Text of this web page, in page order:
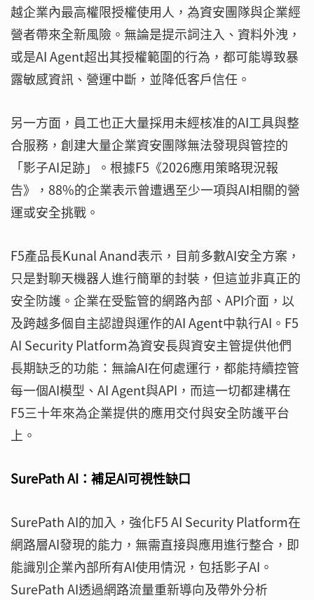
越企業內最高權限授權使用人，為資安團隊與企業經
營者帶來全新風險。無論是提示詞注入、資料外洩，
或是AI Agent超出其授權範圍的行為，都可能導致暴
露敏感資訊、營運中斷，並降低客戶信任。
另一方面，員工也正大量採用未經核准的AI工具與整
合服務，創建大量企業資安團隊無法發現與管控的
「影子AI足跡」。根據F5《2026應用策略現況報
告》，88%的企業表示曾遭遇至少一項與AI相關的營
運或安全挑戰。
F5產品長Kunal Anand表示，目前多數AI安全方案，
只是對聊天機器人進行簡單的封裝，但這並非真正的
安全防護。企業在受監管的網路內部、API介面，以
及跨越多個自主認證與運作的AI Agent中執行AI。F5
AI Security Platform為資安長與資安主管提供他們
長期缺乏的功能：無論AI在何處運行，都能持續控管
每一個AI模型、AI Agent與API，而這一切都建構在
F5三十年來為企業提供的應用交付與安全防護平台
上。
SurePath AI：補足AI可視性缺口
SurePath AI的加入，強化F5 AI Security Platform在
網路層AI發現的能力，無需直接與應用進行整合，即
能識別企業內部所有AI使用情況，包括影子AI。
SurePath AI透過網路流量重新導向及帶外分析